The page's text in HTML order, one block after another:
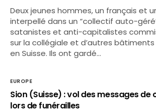
Deux jeunes hommes, un français et
interpellé dans un “collectif auto-
satanistes et anti-capitalistes
sur la collégiale et d’autres
en Suisse. Ils ont gardé…
EUROPE
Sion (Suisse) : vol des messages de
lors de funérailles